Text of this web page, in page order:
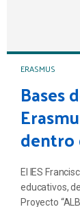
ERASMUS
Bases
dentro
El IES
educativos,
Proyecto